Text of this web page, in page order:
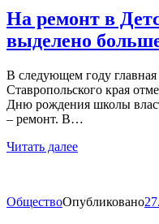
На ремонт в
выделено
В следующем году главная
Ставропольского края
Дню рождения школы
– ремонт. В…
Читать далее
ОбществоОпубликовано